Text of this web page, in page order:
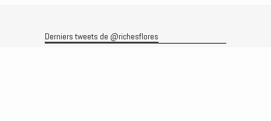
Derniers tweets de @richesflores